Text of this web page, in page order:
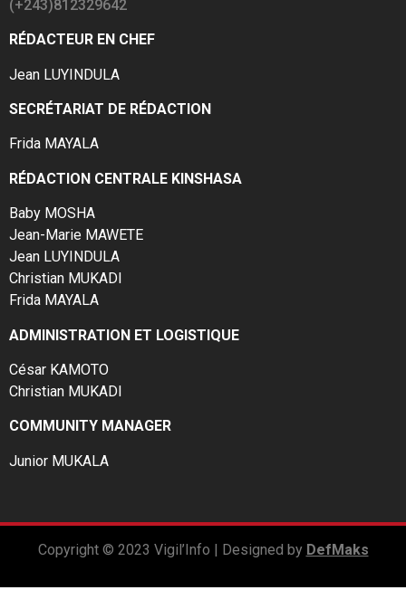
(+243)812329642
RÉDACTEUR EN CHEF
Jean LUYINDULA
SECRÉTARIAT DE RÉDACTION
Frida MAYALA
RÉDACTION CENTRALE KINSHASA
Baby MOSHA
Jean-Marie MAWETE
Jean LUYINDULA
Christian MUKADI
Frida MAYALA
ADMINISTRATION ET LOGISTIQUE
César KAMOTO
Christian MUKADI
COMMUNITY MANAGER
Junior MUKALA
Copyright © 2023 Vigil’Info | Designed by DefMaks